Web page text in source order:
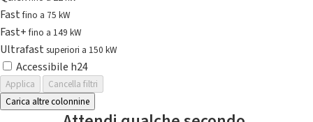
Fastfino a 75 kW
Fast+fino a 149 kW
Ultrafast superiori a 150 kW
Accessibile h24
Applica
Cancella filtri
Carica altre colonnine